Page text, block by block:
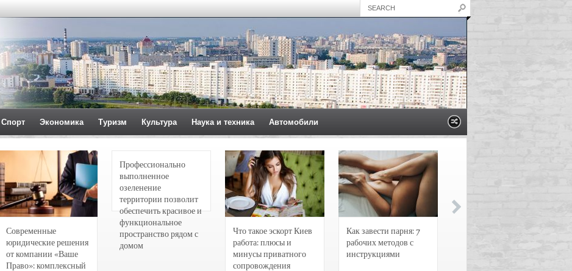
Спорт Экономика Туризм Культура Наука и техника Автомобили
Современные
юридические решения
от компании «Ваше
Право»: комплексный
Профессионально
выполненное
озеленение
территории позволит
обеспечить красивое и
функциональное
пространство рядом с
домом
Что такое эскорт Киев
работа: плюсы и
минусы приватного
сопровождения
Как завести парня: 7
рабочих методов с
инструкциями